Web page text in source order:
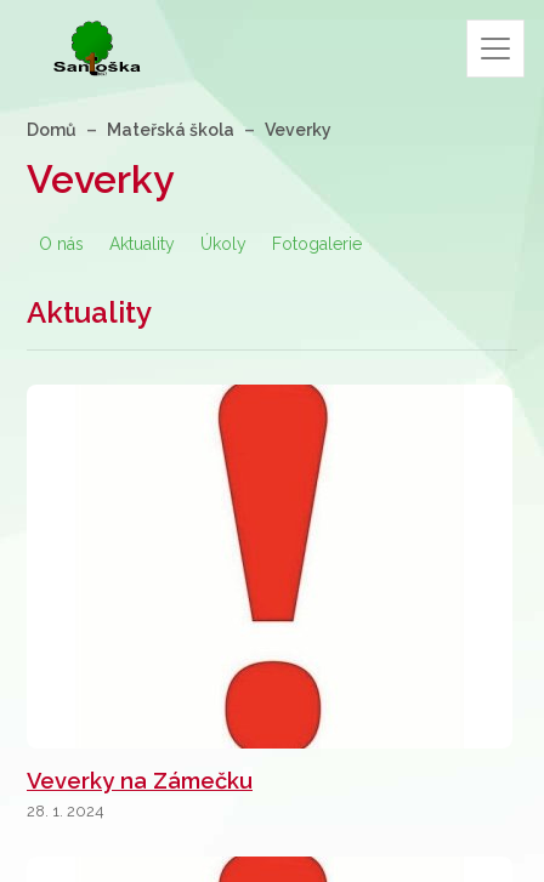
Domů Mateřská škola Veverky
Veverky
O nás Aktuality Úkoly Fotogalerie
Aktuality
Veverky na Zámečku
28. 1. 2024